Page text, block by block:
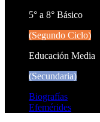
5° a 8° Básico
(Segundo Ciclo)
Educación Media
(Secundaria)
Biografías
Efemérides